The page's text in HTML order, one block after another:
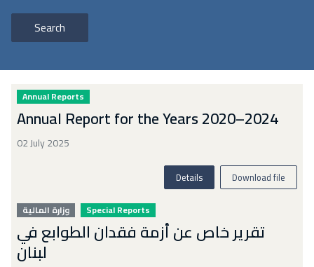
Search
Annual Reports
Annual Report for the Years 2020–2024
02 July 2025
Details Download file
وزارة المالية Special Reports
تقرير خاص عن أزمة فقدان الطوابع في
لبنان